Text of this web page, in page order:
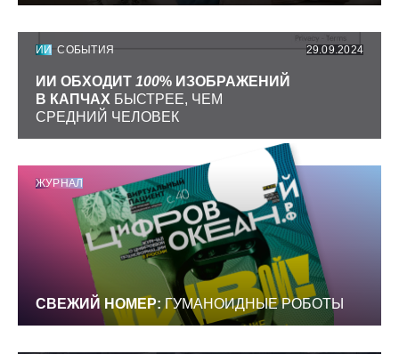
ИИ СОБЫТИЯ 29.09.2024
ИИ ОБХОДИТ 100% ИЗОБРАЖЕНИЙ
В КАПЧАХ БЫСТРЕЕ, ЧЕМ
СРЕДНИЙ ЧЕЛОВЕК
ЖУРНАЛ
СВЕЖИЙ НОМЕР: ГУМАНОИДНЫЕ РОБОТЫ